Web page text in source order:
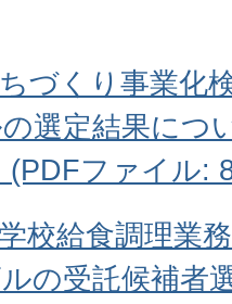
づくり事業化
選定結果につ
(PDFファイル:
校給食調理業
の受託候補者